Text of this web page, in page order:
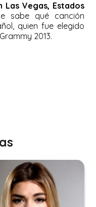
Vegas, Estados
sabe qué canción
quien fue elegido
2013.